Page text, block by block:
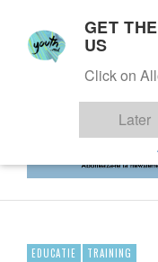
EDUCATIE TRAINING
GET
US
Click on
Later